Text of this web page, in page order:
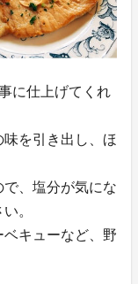
に仕上げてくれ
を引き出し、ほ
、塩分が気にな
。
キューなど、野